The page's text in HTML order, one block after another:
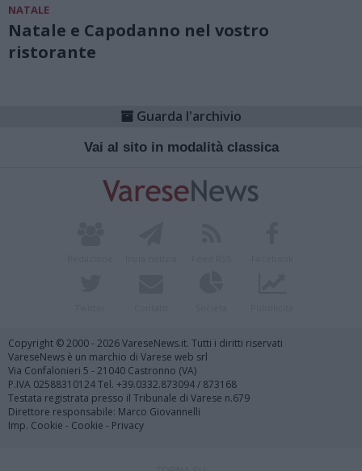
NATALE
Natale e Capodanno nel vostro
ristorante
Guarda l'archivio
Vai al sito in modalità classica
Copyright © 2000 - 2026 VareseNews.it. Tutti i diritti riservati
VareseNews è un marchio di Varese web srl
Via Confalonieri 5 - 21040 Castronno (VA)
P.IVA 02588310124 Tel. +39.0332.873094 / 873168
Testata registrata presso il Tribunale di Varese n.679
Direttore responsabile: Marco Giovannelli
Imp. Cookie - Cookie - Privacy